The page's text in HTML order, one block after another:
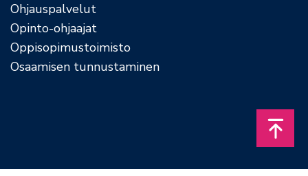
Ohjauspalvelut
Opinto-ohjaajat
Oppisopimustoimisto
Osaamisen tunnustaminen